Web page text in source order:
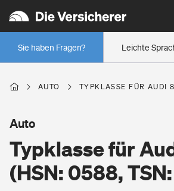
Leichte
Sie haben Fragen?
Wer versichert was: Jetzt Versicherer
Regionalklassen: So ist Ihre Region
Wer versichert was: Jetzt Versicherer
Berufsunfähigkeitsversicherung
Erwerbsunfähigkeitsversicherung
Wohnen
AUTO TYPKLASSE FÜR
Typklasse für
(HSN: 0588,
Auto